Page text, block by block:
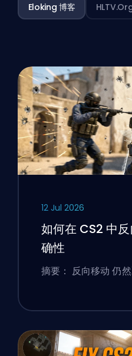
Eloking 博客
12 Jul 2026
如何在 CS2 中
确性
摘要： 反向移动 仍